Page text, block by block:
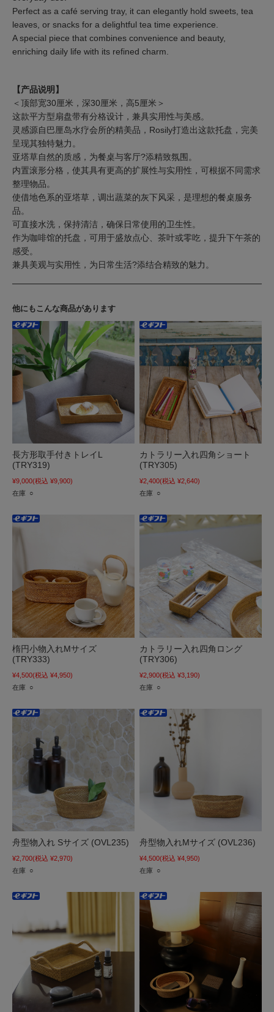
Perfect as a café serving tray, it can elegantly hold sweets, tea
leaves, or snacks for a delightful tea time experience.
A special piece that combines convenience and beauty,
enriching daily life with its refined charm.
【产品说明】
＜顶部宽30厘米，深30厘米，高5厘米＞
这款平方型扇盘带有分格设计，兼具实用性与美感。
灵感源自巴厘岛水疗会所的精美品，Rosily打造出这款托盘，完美
呈现其独特魅力。
亚塔草自然的质感，为餐桌与客厅?添精致氛围。
内置滚形分格，使其具有更高的扩展性与实用性，可根据不同需求
整理物品。
使借地色系的亚塔草，调出蔬菜的灰下风采，是理想的餐桌服务
品。
可直接水洗，保持清洁，确保日常使用的卫生性。
作为咖啡馆的托盘，可用于盛放点心、茶叶或零吃，提升下午茶的
感受。
兼具美观与实用性，为日常生活?添结合精致的魅力。
他にもこんな商品があります
長方形取手付きトレイL
(TRY319)
¥9,000(税込 ¥9,900)
在庫 ○
カトラリー入れ四角ショート
(TRY305)
¥2,400(税込 ¥2,640)
在庫 ○
楕円小物入れMサイズ
(TRY333)
¥4,500(税込 ¥4,950)
在庫 ○
カトラリー入れ四角ロング
(TRY306)
¥2,900(税込 ¥3,190)
在庫 ○
舟型物入れ Sサイズ (OVL235)
¥2,700(税込 ¥2,970)
在庫 ○
舟型物入れMサイズ (OVL236)
¥4,500(税込 ¥4,950)
在庫 ○